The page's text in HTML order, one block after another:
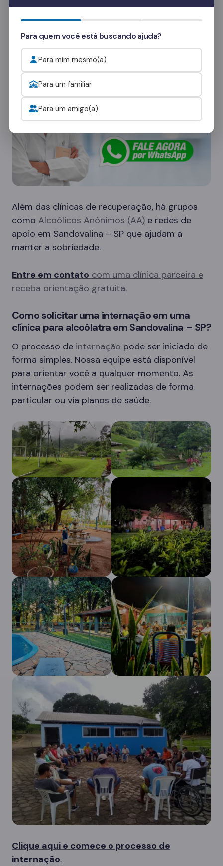
consultorese veja como funcionam as visitas.
Onde procurar ajuda para o alcoolismo?
Além das clínicas de recuperação, há grupos
como Alcoólicos Anônimos (AA) e redes de
apoio em Sandovalina – SP que ajudam a
manter a sobriedade.
Entre em contato com uma clínica parceira e
receba orientação gratuita.
Como solicitar uma internação em uma
clínica para alcoólatra em Sandovalina – SP?
O processo de internação pode ser iniciado de
forma simples. Nossa equipe está disponível
para orientar você a qualquer momento. As
internações podem ser realizadas de forma
particular ou via planos de saúde.
Clique aqui e comece o processo de
internação.
Para quem você está buscando ajuda?
Para mim mesmo(a)
Para um familiar
Para um amigo(a)